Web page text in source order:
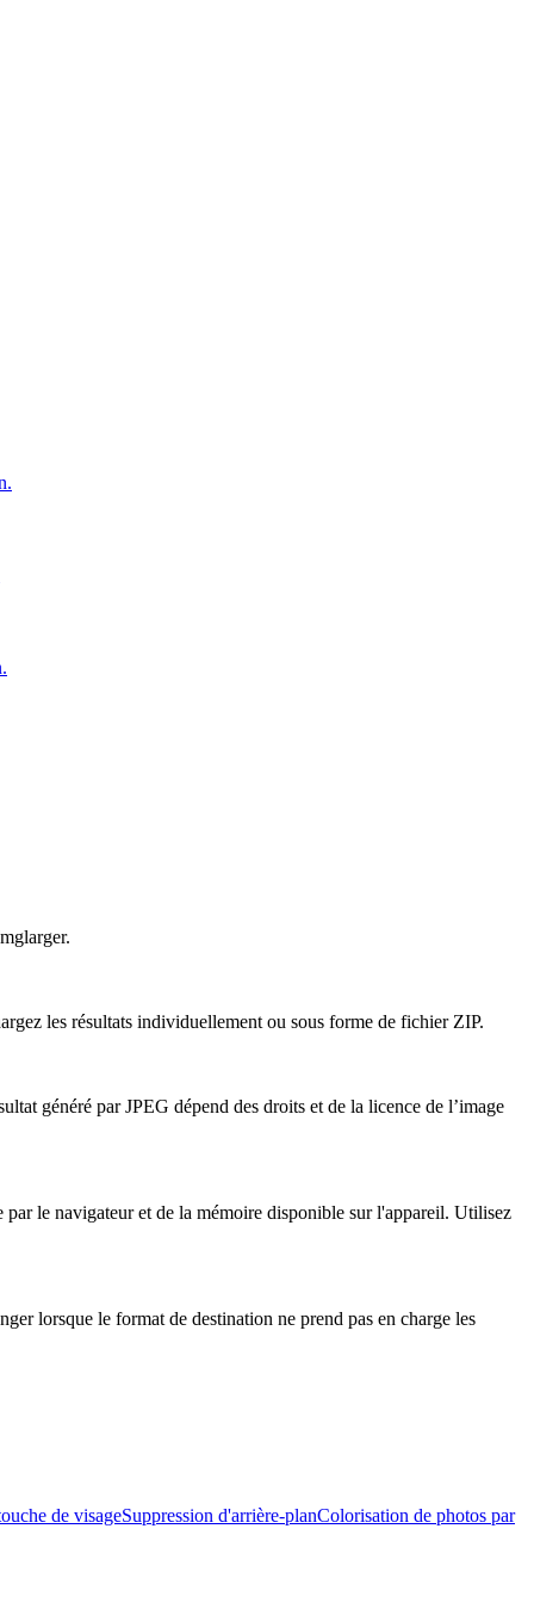
les résultats individuellement ou sous forme de fichier ZIP.
généré par JPEG dépend des droits et de la licence de l’image
le navigateur et de la mémoire disponible sur l'appareil. Utilisez
lorsque le format de destination ne prend pas en charge les
de visageSuppression d'arrière-planColorisation de photos par